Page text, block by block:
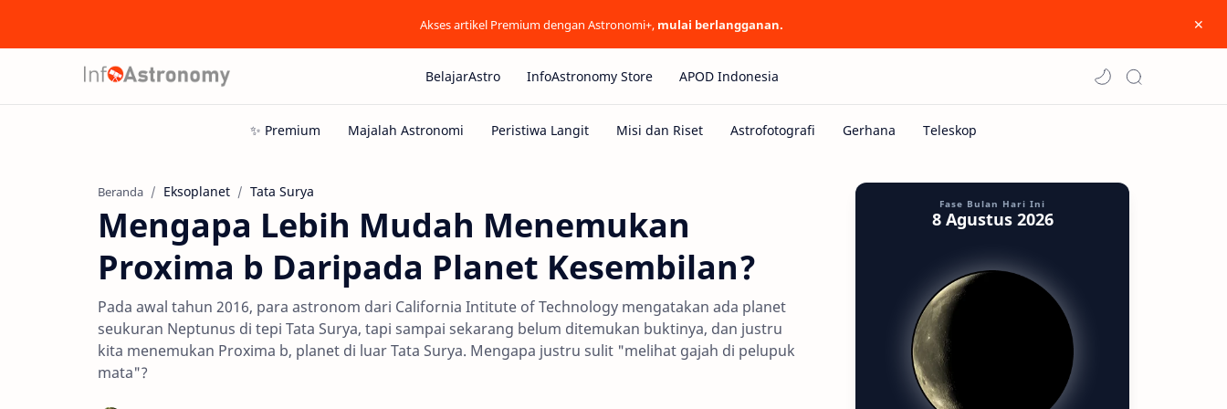
Akses artikel Premium dengan Astronomi+, mulai berlangganan.
BelajarAstro InfoAstronomy Store APOD Indonesia
Beranda Eksoplanet Tata Surya
Mengapa Lebih Mudah Menemukan
Proxima b Daripada Planet Kesembilan?
Pada awal tahun 2016, para astronom dari California Intitute of Technology mengatakan ada planet
seukuran Neptunus di tepi Tata Surya, tapi sampai sekarang belum ditemukan buktinya, dan justru
kita menemukan Proxima b, planet di luar Tata Surya. Mengapa justru sulit "melihat gajah di pelupuk
mata"?
Fase Bulan Hari Ini
8 Agustus 2026